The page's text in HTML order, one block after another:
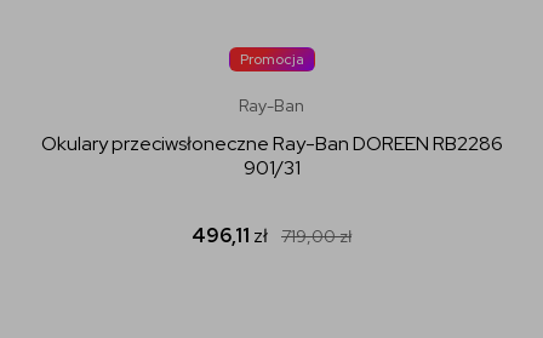
Promocja
Ray-Ban
Okulary przeciwsłoneczne Ray-Ban DOREEN RB2286
901/31
496,11 zł 719,00zł